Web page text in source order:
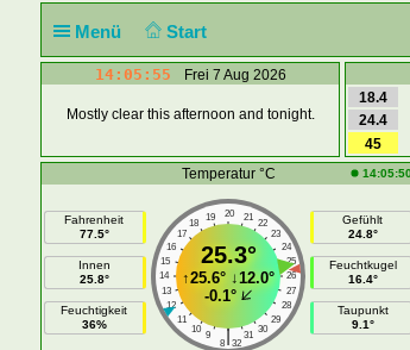
Menü Start
14:05:55 Frei 7 Aug 2026
Mostly clear this afternoon and tonight.
18.4
24.4
45
Temperatur °C 14:05:50
Fahrenheit
77.5°
Innen
25.8°
Feuchtigkeit
36%
20
19 21
18
22
17
23
16
24
15
25
14
26
13
27
12
28
11
29
10
30
9 31
|
8 32
25.3°
↑25.6° ↓12.0°
-0.1°
Gefühlt
24.8°
Feuchtkugel
16.4°
Taupunkt
9.1°